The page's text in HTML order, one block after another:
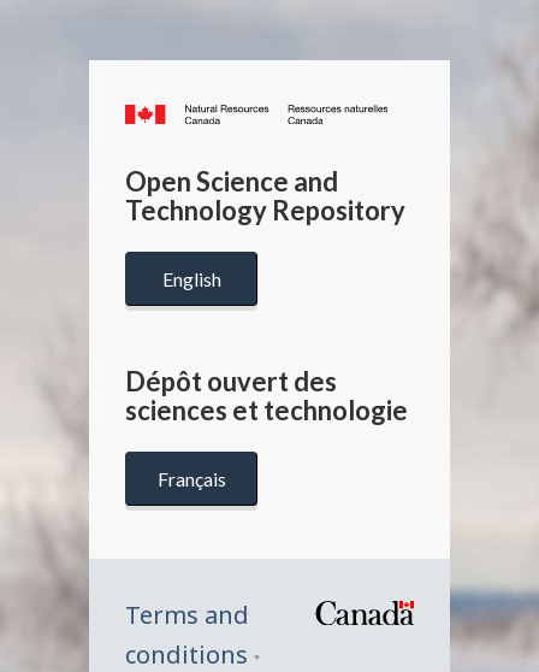
Canada.ca
/
Canada
Open Science and
Technology Repository
English
Dépôt ouvert des
sciences et technologie
Français
Terms and
conditions
Symbole